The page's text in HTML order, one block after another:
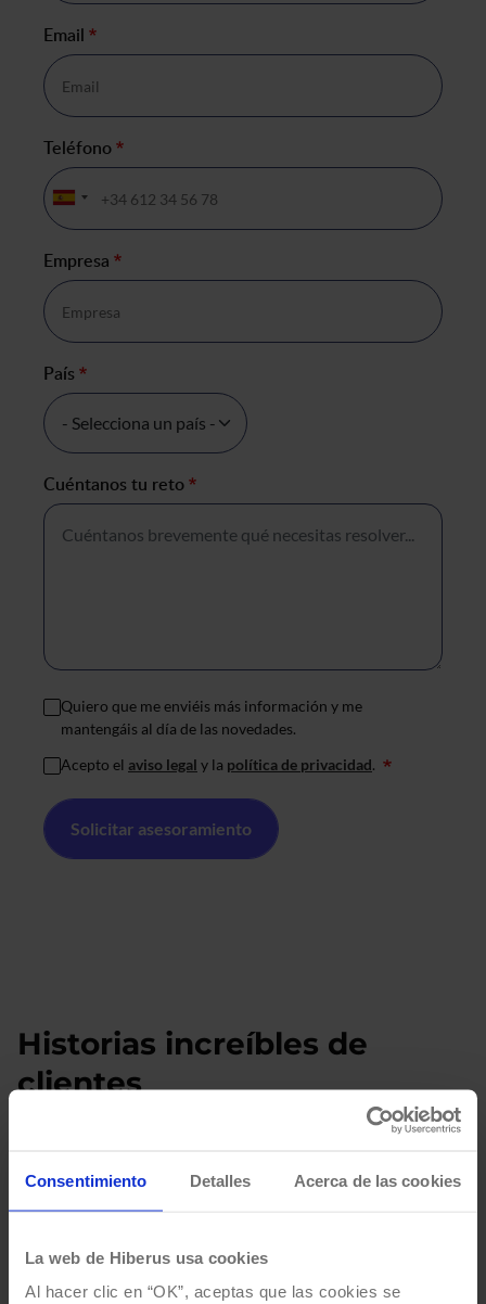
Consentimiento Detalles Acerca de las cookies
La web de Hiberus usa cookies
Al hacer clic en “OK”, aceptas que las cookies se
Email *
Teléfono *
Empresa *
País *
Cuéntanos tu reto *
Quiero que me enviéis más información y me
mantengáis al día de las novedades.
Acepto el aviso legal y la política de privacidad. *
Historias increíbles de
clientes
Potenciando el éxito de las principales empresas a nivel
Ir a todos los casos de éxito
#